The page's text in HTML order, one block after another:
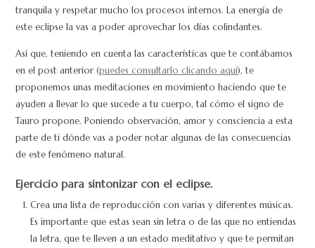
tranquila y respetar mucho los procesos internos. La energía de
este eclipse la vas a poder aprovechar los días colindantes.
Así que, teniendo en cuenta las características que te contábamos
en el post anterior (puedes consultarlo clicando aquí), te
proponemos unas meditaciones en movimiento haciendo que te
ayuden a llevar lo que sucede a tu cuerpo, tal cómo el signo de
Tauro propone. Poniendo observación, amor y consciencia a esta
parte de ti dónde vas a poder notar algunas de las consecuencias
de este fenómeno natural.
Ejercicio para sintonizar con el eclipse.
Crea una lista de reproducción con varias y diferentes músicas.
Es importante que estas sean sin letra o de las que no entiendas
la letra, que te lleven a un estado meditativo y que te permitan